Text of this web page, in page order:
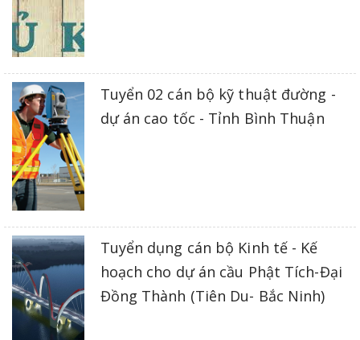
Tuyển 02 cán bộ kỹ thuật đường -
dự án cao tốc - Tỉnh Bình Thuận
Tuyển dụng cán bộ Kinh tế - Kế
hoạch cho dự án cầu Phật Tích-Đại
Đồng Thành (Tiên Du- Bắc Ninh)